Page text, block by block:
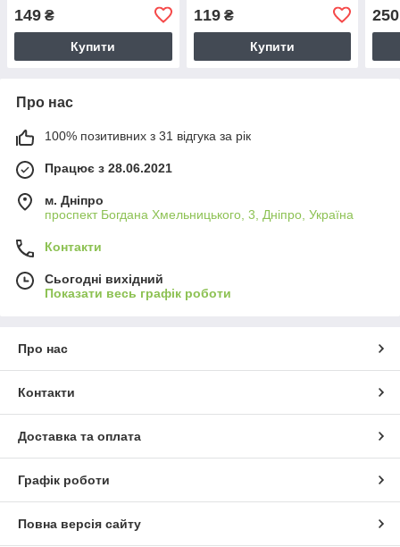
149 ₴
Купити
119₴
Купити
250
Про нас
100% позитивних з 31 відгука за рік
Працює з 28.06.2021
м. Дніпро
проспект Богдана Хмельницького, 3, Дніпро, Україна
Контакти
Сьогодні вихідний
Показати весь графік роботи
Про нас
Контакти
Доставка та оплата
Графік роботи
Повна версія сайту